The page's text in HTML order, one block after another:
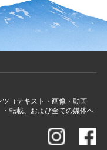
（テキスト・画像・動画
転載、および全ての媒体へ